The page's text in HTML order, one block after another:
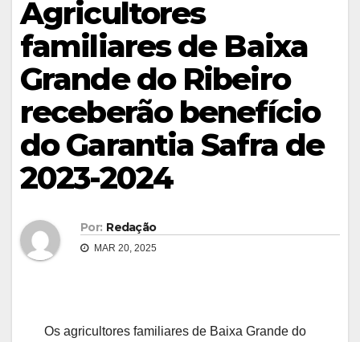
Agricultores
familiares de Baixa
Grande do Ribeiro
receberão benefício
do Garantia Safra de
2023-2024
Por: Redação
MAR 20, 2025
Os agricultores familiares de Baixa Grande do